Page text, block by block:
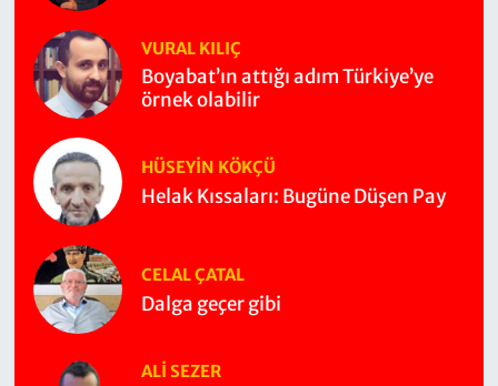
VURAL KILIÇ
Boyabat’ın attığı adım Türkiye’ye
örnek olabilir
HÜSEYIN KÖKÇÜ
Helak Kıssaları: Bugüne Düşen Pay
CELAL ÇATAL
Dalga geçer gibi
ALI SEZER